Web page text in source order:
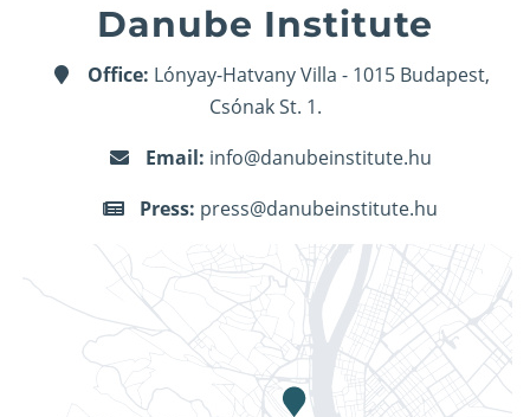
Danube Institute
Office: Lónyay-Hatvany Villa - 1015 Budapest,
Csónak St. 1.
Email: info@danubeinstitute.hu
Press: press@danubeinstitute.hu